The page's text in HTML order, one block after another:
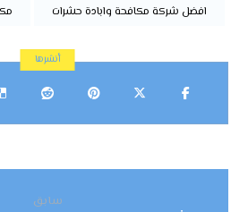
افضل شركة مكافحة وابادة حشرات
سابق